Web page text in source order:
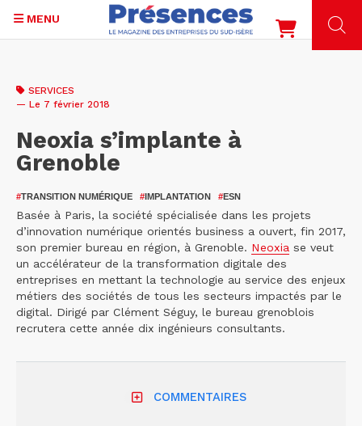
contenu
MENU
SERVICES
— Le 7 février 2018
Neoxia s’implante à
Grenoble
#TRANSITION NUMÉRIQUE #IMPLANTATION #ESN
Basée à Paris, la société spécialisée dans les projets
d’innovation numérique orientés business a ouvert, fin 2017,
son premier bureau en région, à Grenoble. Neoxia se veut
un accélérateur de la transformation digitale des
entreprises en mettant la technologie au service des enjeux
métiers des sociétés de tous les secteurs impactés par le
digital. Dirigé par Clément Séguy, le bureau grenoblois
recrutera cette année dix ingénieurs consultants.
COMMENTAIRES